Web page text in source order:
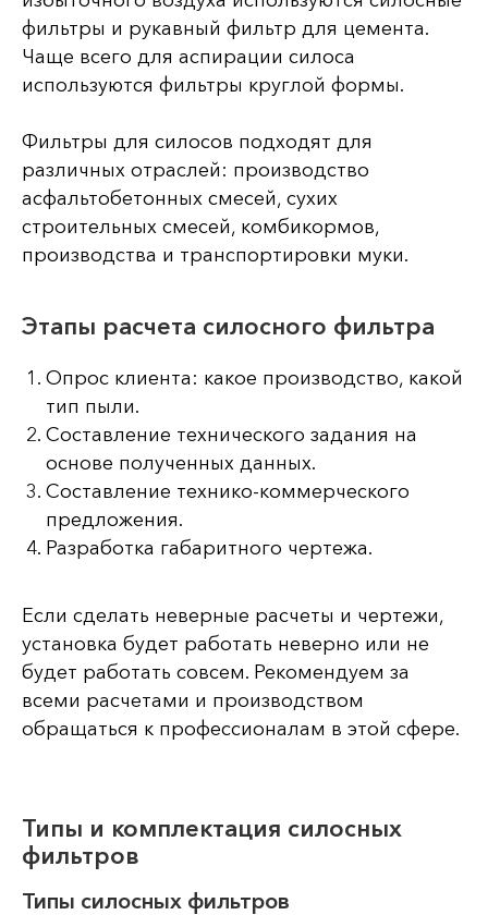
фильтры и рукавный фильтр для цемента.
Чаще всего для аспирации силоса
используются фильтры круглой формы.
Фильтры для силосов подходят для
различных отраслей: производство
асфальтобетонных смесей, сухих
строительных смесей, комбикормов,
производства и транспортировки муки.
Этапы расчета силосного фильтра
Опрос клиента: какое производство, какой
тип пыли.
Составление технического задания на
основе полученных данных.
Составление технико-коммерческого
предложения.
Разработка габаритного чертежа.
Если сделать неверные расчеты и чертежи,
установка будет работать неверно или не
будет работать совсем. Рекомендуем за
всеми расчетами и производством
обращаться к профессионалам в этой сфере.
Типы и комплектация силосных
фильтров
Типы силосных фильтров